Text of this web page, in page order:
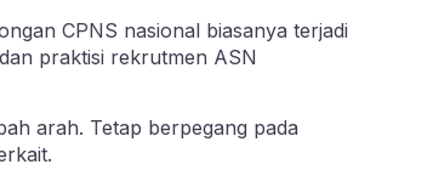
CPNS nasional biasanya terjadi
praktisi rekrutmen ASN
arah. Tetap berpegang pada